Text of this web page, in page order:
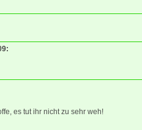
es tut ihr nicht zu sehr weh!